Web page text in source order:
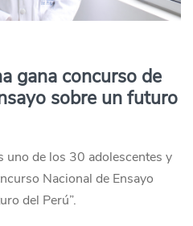
gana concurso de
sobre un futuro
uno de los 30 adolescentes y
Nacional de Ensayo
del Perú”.